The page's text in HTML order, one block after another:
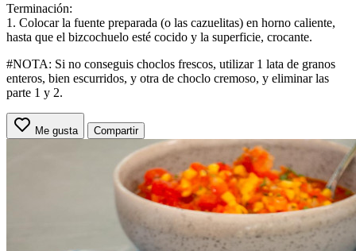
Terminación:
1. Colocar la fuente preparada (o las cazuelitas) en horno caliente,
hasta que el bizcochuelo esté cocido y la superficie, crocante.
#NOTA: Si no conseguis choclos frescos, utilizar 1 lata de granos
enteros, bien escurridos, y otra de choclo cremoso, y eliminar las
parte 1 y 2.
Me gusta Compartir